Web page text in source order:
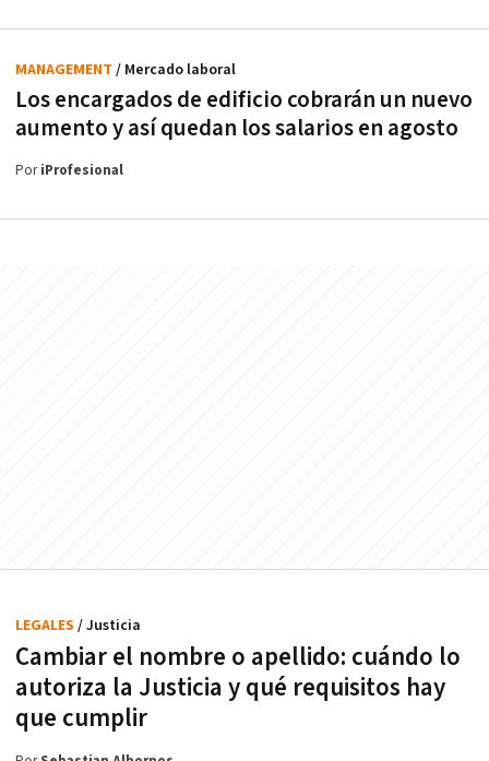
Los encargados de edificio cobrarán un nuevo
aumento y así quedan los salarios en agosto
MANAGEMENT / Mercado laboral
PoriProfesional
Cambiar el nombre o apellido: cuándo lo
autoriza la Justicia y qué requisitos hay
que cumplir
LEGALES / Justicia